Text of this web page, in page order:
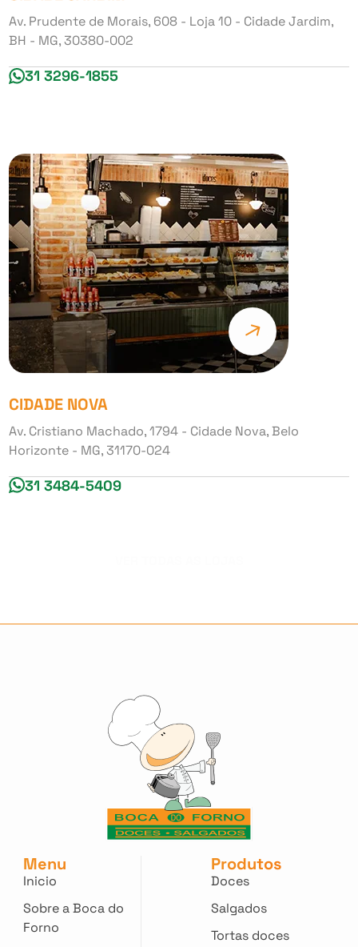
Av. Prudente de Morais, 608 - Loja 10 - Cidade Jardim,
BH - MG, 30380-002
31 3296-1855
CIDADE NOVA
Av. Cristiano Machado, 1794 - Cidade Nova, Belo
Horizonte - MG, 31170-024
31 3484-5409
Menu
Inicio
Sobre a Boca do
Forno
Produtos
Doces
Salgados
Tortas doces